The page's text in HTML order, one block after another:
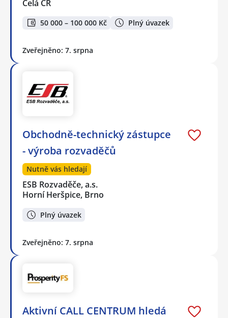
Celá ČR
50 000 – 100 000 Kč Plný úvazek
Zveřejněno: 7. srpna
Obchodně-technický zástupce
- výroba rozvaděčů
Nutně vás hledají
ESB Rozvaděče, a.s.
Horní Heršpice, Brno
Plný úvazek
Zveřejněno: 7. srpna
Aktivní CALL CENTRUM hledá